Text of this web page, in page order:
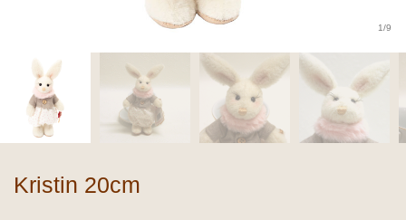
1/9
Kristin 20cm